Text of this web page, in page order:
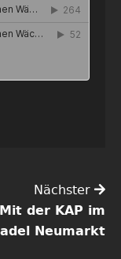
Nächster
Mit der KAP im
Neumarkt